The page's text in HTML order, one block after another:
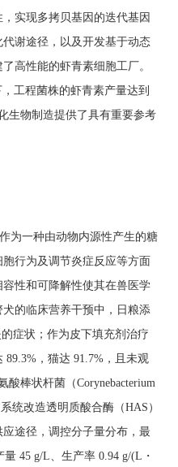
实现多拷贝基因的迭代基因
谢途径，以及开发基于动态
高性能的虾青素细胞工厂。
工程菌株的虾青素产量达到
生物制造提供了具有重要参考
为一种由动物内源性产生的糖
行为及调节炎症反应等方面
性和可降解性使其在兽医学
的临床营养干预中，日粮添
症状；作为皮下填充剂治疗
，猫达 91.7%，且未观
棒状杆菌（Corynebacterium
统改造透明质酸合酶（HAS）
途径，调控分子量分布，最
45 g/L、生产率 0.94 g/(L・